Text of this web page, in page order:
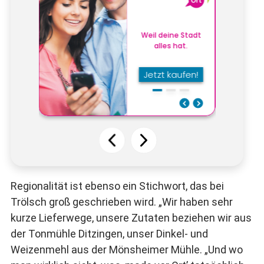
Regionalität ist ebenso ein Stichwort, das bei
Trölsch groß geschrieben wird. „Wir haben sehr
kurze Lieferwege, unsere Zutaten beziehen wir aus
der Tonmühle Ditzingen, unser Dinkel- und
Weizenmehl aus der Mönsheimer Mühle. „Und wo